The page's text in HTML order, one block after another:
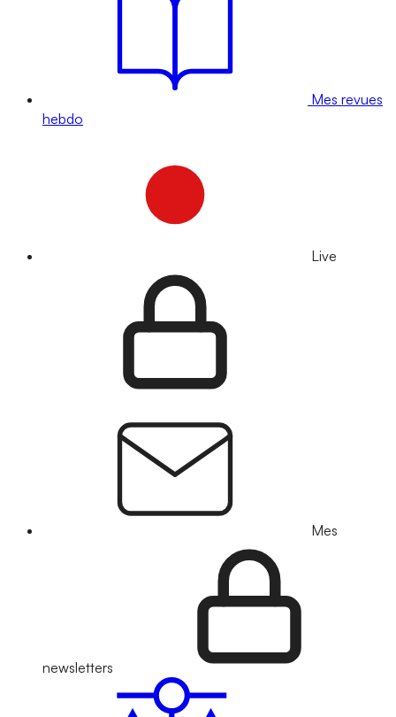
Mes revues
hebdo
Live
Mes
newsletters